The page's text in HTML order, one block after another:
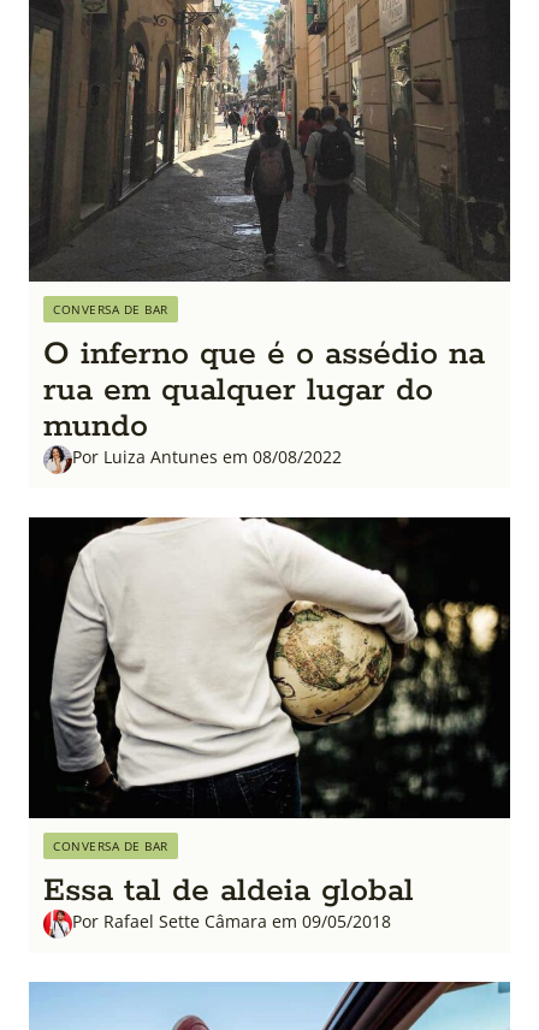
CONVERSA DE BAR
O inferno que é o assédio na
rua em qualquer lugar do
mundo
Por Luiza Antunes em 08/08/2022
CONVERSA DE BAR
Essa tal de aldeia global
Por Rafael Sette Câmara em 09/05/2018